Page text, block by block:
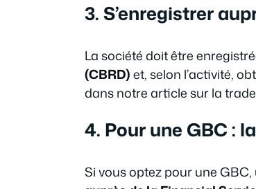
3. S’enregistrer
La société doit être
(CBRD)et, selon l’activité,
dans notre article sur la
4. Pour une GBC :
Si vous optez pour une GBC,